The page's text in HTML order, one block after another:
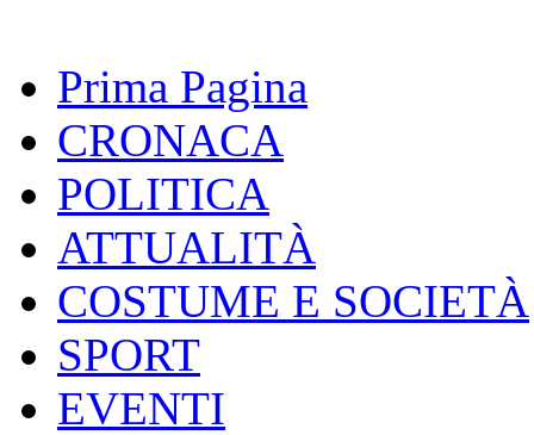
Prima Pagina
CRONACA
POLITICA
ATTUALITÀ
COSTUME E SOCIETÀ
SPORT
EVENTI